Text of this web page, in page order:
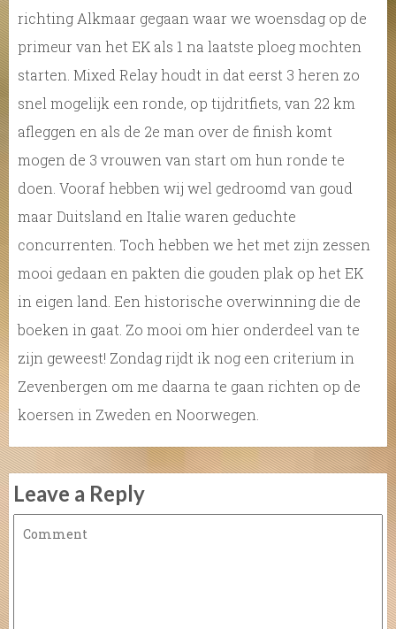
richting Alkmaar gegaan waar we woensdag op de
primeur van het EK als 1 na laatste ploeg mochten
starten. Mixed Relay houdt in dat eerst 3 heren zo
snel mogelijk een ronde, op tijdritfiets, van 22 km
afleggen en als de 2e man over de finish komt
mogen de 3 vrouwen van start om hun ronde te
doen. Vooraf hebben wij wel gedroomd van goud
maar Duitsland en Italie waren geduchte
concurrenten. Toch hebben we het met zijn zessen
mooi gedaan en pakten die gouden plak op het EK
in eigen land. Een historische overwinning die de
boeken in gaat. Zo mooi om hier onderdeel van te
zijn geweest! Zondag rijdt ik nog een criterium in
Zevenbergen om me daarna te gaan richten op de
koersen in Zweden en Noorwegen.
Leave a Reply